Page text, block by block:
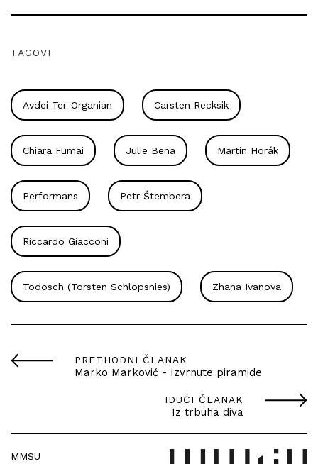
TAGOVI
Avdei Ter-Organian Carsten Recksik
Chiara Fumai Julie Bena Martin Horák
Performans Petr Štembera
Riccardo Giacconi
Todosch (Torsten Schlopsnies) Zhana Ivanova
PRETHODNI ČLANAK
Marko Marković - Izvrnute piramide
IDUĆI ČLANAK
Iz trbuha diva
MMSU